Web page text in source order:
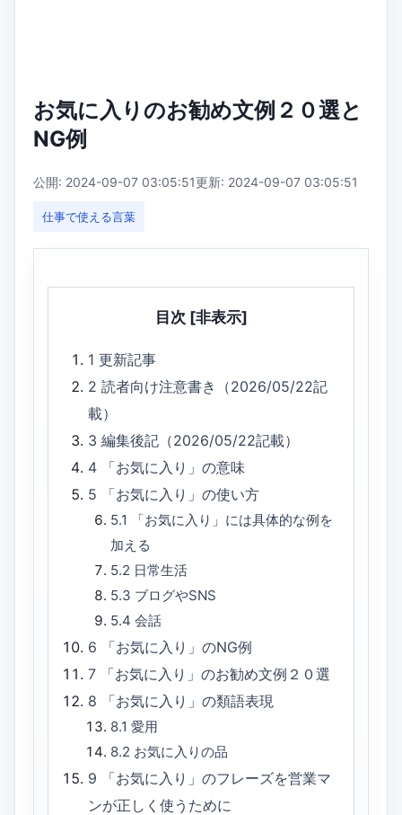
お気に入りのお勧め文例２０選と
NG例
公開: 2024-09-07 03:05:51更新: 2024-09-07 03:05:51
仕事で使える言葉
目次 [非表示]
1更新記事
2読者向け注意書き（2026/05/22記
載）
3編集後記（2026/05/22記載）
4
「お気に入り」の意味
5
「お気に入り」の使い方
5.1
「お気に入り」には具体的な例を
加える
5.2 日常生活
5.3 ブログやSNS
5.4 会話
6
「お気に入り」のNG例
7
「お気に入り」のお勧め文例２０選
8
「お気に入り」の類語表現
8.1 愛用
8.2 お気に入りの品
9
「お気に入り」のフレーズを営業マ
ンが正しく使うために